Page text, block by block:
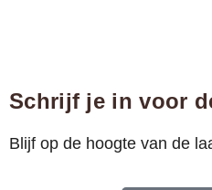
Schrijf je in voor
Blijf op de hoogte van de